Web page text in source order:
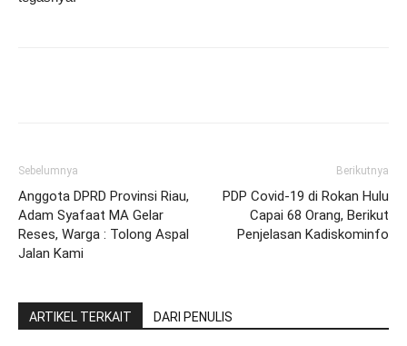
Sebelumnya
Anggota DPRD Provinsi Riau,
Adam Syafaat MA Gelar
Reses, Warga : Tolong Aspal
Jalan Kami
Berikutnya
PDP Covid-19 di Rokan Hulu
Capai 68 Orang, Berikut
Penjelasan Kadiskominfo
ARTIKEL TERKAIT DARI PENULIS